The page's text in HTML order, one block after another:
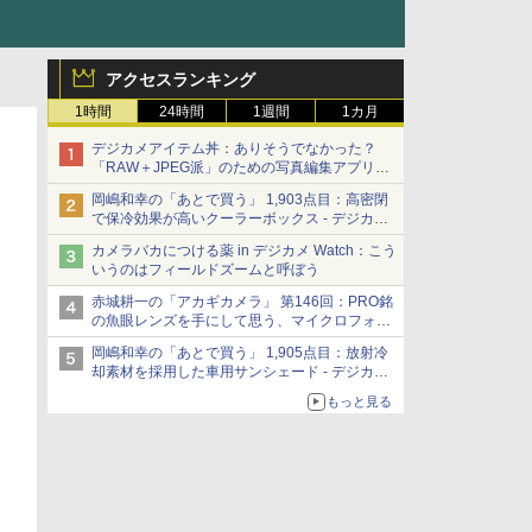
アクセスランキング
1時間 24時間 1週間 1カ月
デジカメアイテム丼：ありそうでなかった？
「RAW＋JPEG派」のための写真編集アプリ
カメラデフォルトのJPEGを大切にする
「Filmator」
岡嶋和幸の「あとで買う」 1,903点目：高密閉
で保冷効果が高いクーラーボックス - デジカメ
Watch
カメラバカにつける薬 in デジカメ Watch：こう
いうのはフィールドズームと呼ぼう
赤城耕一の「アカギカメラ」 第146回：PRO銘
の魚眼レンズを手にして思う、マイクロフォー
サーズへの期待と可能性
岡嶋和幸の「あとで買う」 1,905点目：放射冷
却素材を採用した車用サンシェード - デジカメ
もっと見る